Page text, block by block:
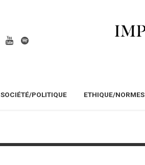
SOCIÉTÉ/POLITIQUE ETHIQUE/NORMES